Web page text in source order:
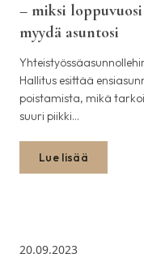
– miksi
myydä asuntosi
Hallitus esittää
poistamista, mikä
suuri piikki…
Lue lisää
20.09.2023